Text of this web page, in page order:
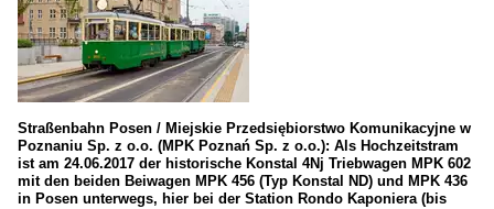
Straßenbahn Posen / Miejskie Przedsiębiorstwo Komunikacyjne w
Poznaniu Sp. z o.o. (MPK Poznań Sp. z o.o.): Als Hochzeitstram
ist am 24.06.2017 der historische Konstal 4Nj Triebwagen MPK 602
mit den beiden Beiwagen MPK 456 (Typ Konstal ND) und MPK 436
in Posen unterwegs, hier bei der Station Rondo Kaponiera (bis